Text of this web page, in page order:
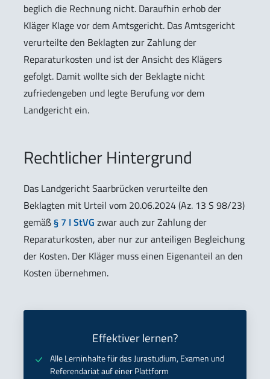
beglich die Rechnung nicht. Daraufhin erhob der
Kläger Klage vor dem Amtsgericht. Das Amtsgericht
verurteilte den Beklagten zur Zahlung der
Reparaturkosten und ist der Ansicht des Klägers
gefolgt. Damit wollte sich der Beklagte nicht
zufriedengeben und legte Berufung vor dem
Landgericht ein.
Rechtlicher Hintergrund
Das Landgericht Saarbrücken verurteilte den
Beklagten mit Urteil vom 20.06.2024 (Az. 13 S 98/23)
gemäß§ 7 I StVG zwar auch zur Zahlung der
Reparaturkosten, aber nur zur anteiligen Begleichung
der Kosten. Der Kläger muss einen Eigenanteil an den
Kosten übernehmen.
Effektiver lernen?
Alle Lerninhalte für das Jurastudium, Examen und
Referendariat auf einer Plattform